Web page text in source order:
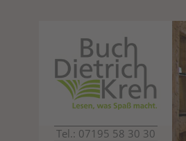
Tel.: 07195 58 30 30